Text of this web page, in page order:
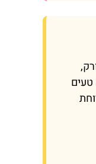
טעים